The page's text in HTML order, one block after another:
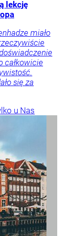
lekcję
miało
całkowicie
się za
u Nas